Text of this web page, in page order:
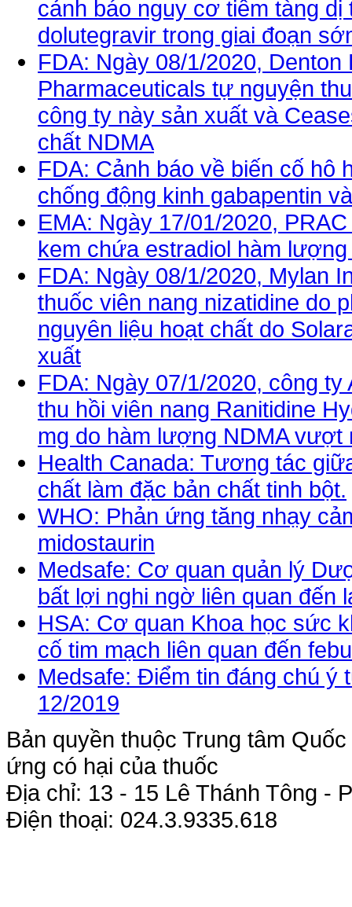
cảnh báo nguy cơ tiềm tàng
dolutegravir trong giai đoạn
FDA: Ngày 08/1/2020,
Pharmaceuticals tự nguyện
công ty này sản xuất và
chất NDMA
FDA: Cảnh báo về biến cố hô
chống động kinh gabapentin
EMA: Ngày 17/01/2020,
kem chứa estradiol hàm
FDA: Ngày 08/1/2020, Mylan
thuốc viên nang nizatidine do
nguyên liệu hoạt chất do
xuất
FDA: Ngày 07/1/2020, công
thu hồi viên nang Ranitidine
mg do hàm lượng NDMA
Health Canada: Tương tác
chất làm đặc bản chất tinh bột.
WHO: Phản ứng tăng nhạy
midostaurin
Medsafe: Cơ quan quản lý
bất lợi nghi ngờ liên quan đến
HSA: Cơ quan Khoa học sức
cố tim mạch liên quan đến
Medsafe: Điểm tin đáng chú ý
12/2019
Bản quyền thuộc Trung tâm
ứng có hại của thuốc
Địa chỉ: 13 - 15 Lê Thánh Tông -
Điện thoại: 024.3.9335.618